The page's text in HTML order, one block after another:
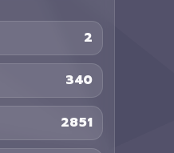
2
340
2851